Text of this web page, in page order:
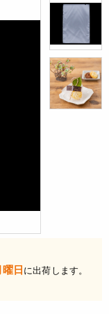
日に出荷します。